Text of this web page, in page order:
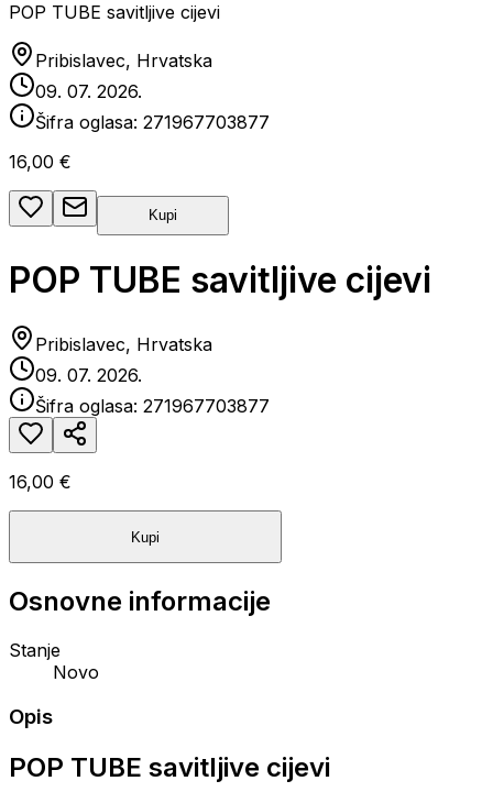
POP TUBE savitljive cijevi
Pribislavec, Hrvatska
09. 07. 2026.
Šifra oglasa: 271967703877
16,00 €
Kupi
POP TUBE savitljive cijevi
Pribislavec, Hrvatska
09. 07. 2026.
Šifra oglasa: 271967703877
16,00 €
Kupi
Osnovne informacije
Stanje
Novo
Opis
POP TUBE savitljive cijevi